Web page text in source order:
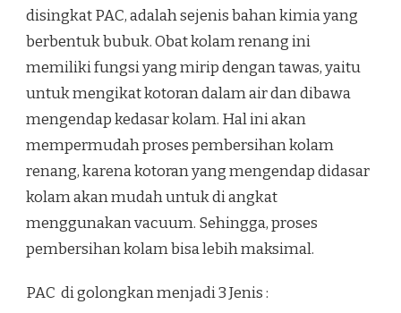
disingkat PAC, adalah sejenis bahan kimia yang
berbentuk bubuk. Obat kolam renang ini
memiliki fungsi yang mirip dengan tawas, yaitu
untuk mengikat kotoran dalam air dan dibawa
mengendap kedasar kolam. Hal ini akan
mempermudah proses pembersihan kolam
renang, karena kotoran yang mengendap didasar
kolam akan mudah untuk di angkat
menggunakan vacuum. Sehingga, proses
pembersihan kolam bisa lebih maksimal.
PAC di golongkan menjadi 3 Jenis :